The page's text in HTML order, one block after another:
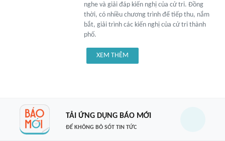
nghe và giải đáp kiến nghị của cử tri. Đồng
thời, có nhiều chương trình để tiếp thu, nắm
bắt, giải trình các kiến nghị của cử tri thành
phố.
XEM THÊM
TẢI ỨNG DỤNG BÁO MỚI
ĐỂ KHÔNG BỎ SÓT TIN TỨC